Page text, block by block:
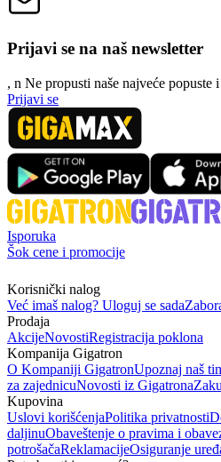
Prijavi se na naš newsletter
, n Ne propusti naše najveće popuste
Prijavi se
Isporuka
Šok cene i promocije
Korisnički nalog
Već imaš nalog? Uloguj se sada
Prodaja
AkcijeNovostiRegistracija poklona
Kompanija Gigatron
O Kompaniji GigatronUpoznaj naš
za zajednicuNovosti iz Gigatrona
Kupovina
Uslovi korišćenjaPolitika privatnosti
daljinuObaveštenje o pravima i
potrošačaReklamacijeOsiguranje